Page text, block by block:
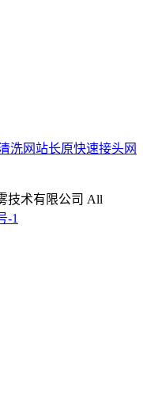
洗网站长原快速接头网
技术有限公司 All
-1